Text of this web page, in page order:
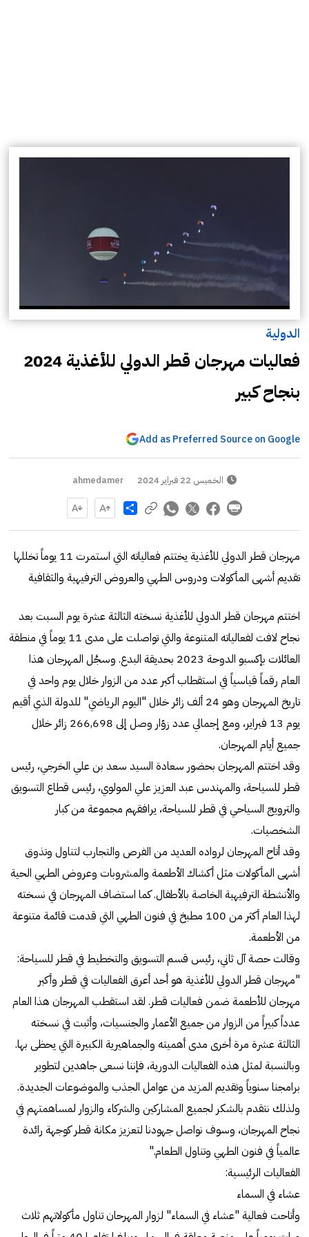
الدولية
فعاليات مهرجان قطر الدولي للأغذية 2024
بنجاح كبير
Add as Preferred Source on Google
الخميس 22 فبراير 2024 ahmedamer
Share
مهرجان قطر الدولي للأغذية يختتم فعالياته التي استمرت 11 يوماً تخللها
تقديم أشهى المأكولات ودروس الطهي والعروض الترفيهية والثقافية
اختتم مهرجان قطر الدولي للأغذية نسخته الثالثة عشرة يوم السبت بعد
نجاح لافت لفعالياته المتنوعة والتي تواصلت على مدى 11 يوماً في منطقة
العائلات بإكسبو الدوحة 2023 بحديقة البدع. وسجَّل المهرجان هذا
العام رقماً قياسياً في استقطاب أكبر عدد من الزوار خلال يوم واحد في
تاريخ المهرجان وهو 24 ألف زائر خلال "اليوم الرياضي" للدولة الذي أقيم
يوم 13 فبراير، ومع إجمالي عدد زوّار وصل إلى 266,698 زائر خلال
جميع أيام المهرجان.
وقد اختتم المهرجان بحضور سعادة السيد سعد بن علي الخرجي، رئيس
قطر للسياحة، والمهندس عبد العزيز علي المولوي، رئيس قطاع التسويق
والترويج السياحي في قطر للسياحة، يرافقهم مجموعة من كبار
الشخصيات.
وقد أتاح المهرجان لرواده العديد من الفرص والتجارب لتناول وتذوق
أشهى المأكولات مثل أكشاك الأطعمة والمشروبات وعروض الطهي الحية
والأنشطة الترفيهية الخاصة بالأطفال. كما استضاف المهرجان في نسخته
لهذا العام أكثر من 100 مطبخ في فنون الطهي التي قدمت قائمة متنوعة
من الأطعمة.
وقالت حصة آل ثاني، رئيس قسم التسويق والتخطيط في قطر للسياحة:
"مهرجان قطر الدولي للأغذية هو أحد أعرق الفعاليات في قطر وأكبر
مهرجان للأطعمة ضمن فعاليات قطر. لقد استقطب المهرجان هذا العام
عدداً كبيراً من الزوار من جميع الأعمار والجنسيات، وأثبت في نسخته
الثالثة عشرة مرة أخرى مدى أهميته والجماهيرية الكبيرة التي يحظى بها.
وبالنسبة لمثل هذه الفعاليات الدورية، فإننا نسعى جاهدين لتطوير
برامجنا سنوياً وتقديم المزيد من عوامل الجذب والموضوعات الجديدة.
ولذلك نتقدم بالشكر لجميع المشاركين والشركاء والزوار لمساهمتهم في
نجاح المهرجان، وسوف نواصل جهودنا لتعزيز مكانة قطر كوجهة رائدة
عالمياً في فنون الطهي وتناول الطعام."
الفعاليات الرئيسية:
عشاء في السماء
وأتاحت فعالية "عشاء في السماء" لزوار المهرحان تناول مأكولاتهم ثلاث